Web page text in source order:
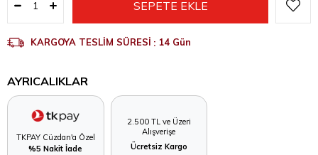
KARGOYA TESLİM SÜRESİ : 14 Gün
AYRICALIKLAR
TKPAY Cüzdan'a Özel
%5 Nakit İade
2.500 TL ve Üzeri
Alışverişe
Ücretsiz Kargo